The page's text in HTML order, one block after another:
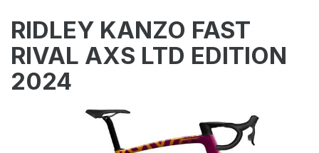
RIDLEY KANZO FAST
RIVAL AXS LTD EDITION
2024